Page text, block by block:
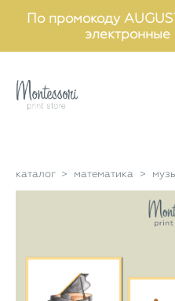
По промокоду
каталог > математика >